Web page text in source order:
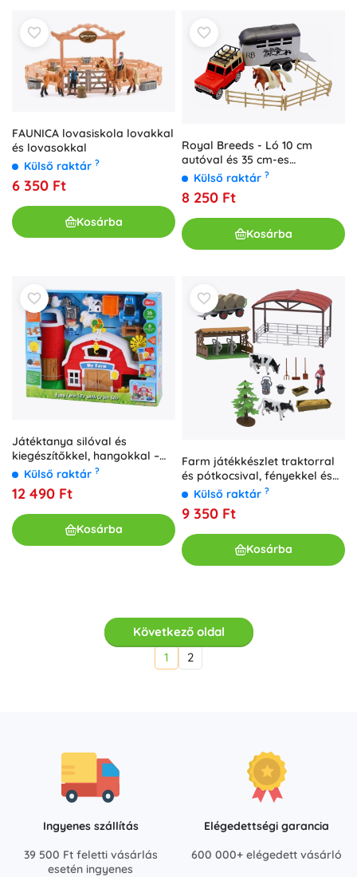
FAUNICA lovasiskola lovakkal
és lovasokkal
Külső raktár ?
6 350 Ft
Kosárba
Royal Breeds - Ló 10 cm
autóval és 35 cm-es
utánfutóval
Külső raktár ?
8 250 Ft
Kosárba
Játéktanya silóval és
kiegészítőkkel, hangokkal –
műanyag készlet 18 hó+
Külső raktár ?
12 490 Ft
Kosárba
Farm játékkészlet traktorral
és pótkocsival, fényekkel és
hangokkal, 16 darab
Külső raktár ?
9 350 Ft
Kosárba
Következő oldal
1
2
Ingyenes szállítás
39 500 Ft feletti vásárlás
esetén ingyenes
Elégedettségi garancia
600 000+ elégedett vásárló